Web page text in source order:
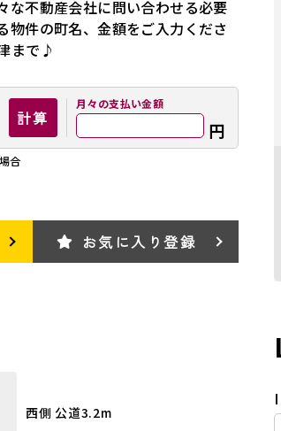
不動産会社に問い合わせる必要
件の町名、金額をご入力くださ
まで♪
計算
月々の支払い金額
円
合
お気に入り登録
西側 公道3.2m